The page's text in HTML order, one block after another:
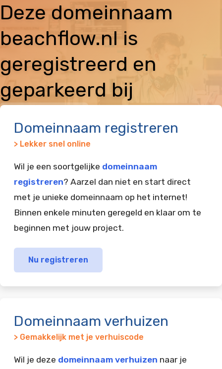
Deze domeinnaam
beachflow.nl is
geregistreerd en
geparkeerd bij
Domeinnaam registreren
> Lekker snel online
Wil je een soortgelijke domeinnaam
registreren? Aarzel dan niet en start direct
met je unieke domeinnaam op het internet!
Binnen enkele minuten geregeld en klaar om te
beginnen met jouw project.
Nu registreren
Domeinnaam verhuizen
> Gemakkelijk met je verhuiscode
Wil je deze domeinnaam verhuizen naar je